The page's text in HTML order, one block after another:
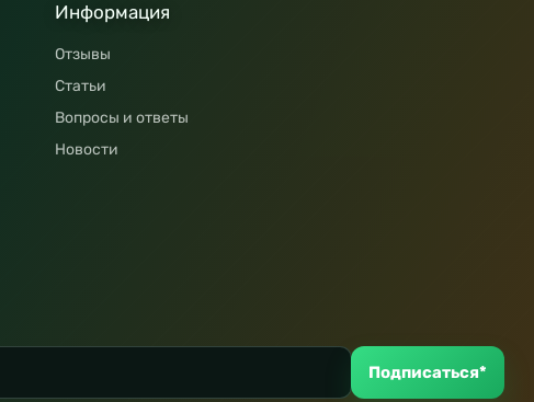
Информация
Отзывы
Статьи
Вопросы и ответы
Новости
Подписаться*